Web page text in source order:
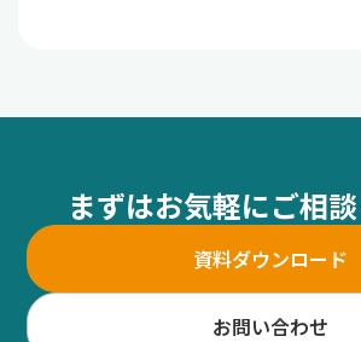
まずはお気軽にご相
資料ダウンロード
お問い合わせ